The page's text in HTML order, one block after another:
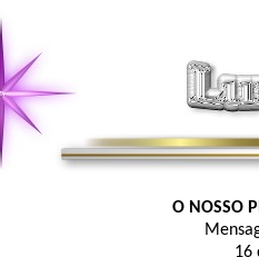
O NOSSO
16